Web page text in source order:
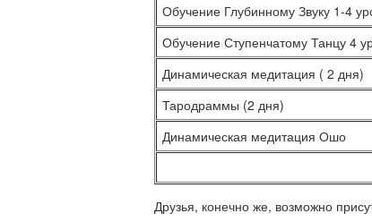
Обучение Глубинному Звуку 1-4
Обучение Ступенчатому Танцу 4
Динамическая медитация ( 2 дня)
Тародраммы (2 дня)
Динамическая медитация Ошо
Друзья, конечно же, возможно